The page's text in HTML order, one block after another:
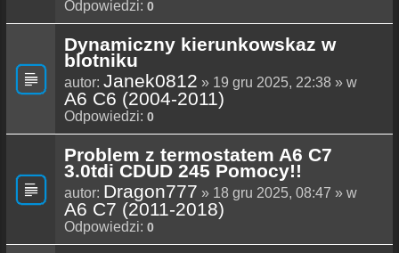
Odpowiedzi: 0
Dynamiczny kierunkowskaz w
blotniku
autor: Janek0812 » 19 gru 2025, 22:38 » w
A6 C6 (2004-2011)
Odpowiedzi: 0
Problem z termostatem A6 C7
3.0tdi CDUD 245 Pomocy!!
autor: Dragon777 » 18 gru 2025, 08:47 » w
A6 C7 (2011-2018)
Odpowiedzi: 0